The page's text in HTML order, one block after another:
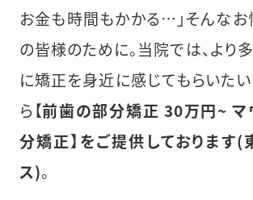
お金も時間もかかる…」そんなお
の皆様のために。当院では、より
に矯正を身近に感じてもらいた
ら【前歯の部分矯正 30万円~ マ
分矯正】をご提供しております(
ス)。